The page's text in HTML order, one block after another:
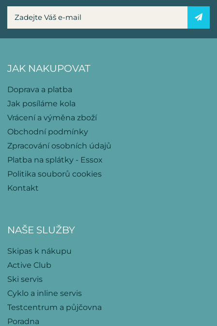
JAK NAKUPOVAT
Doprava a platba
Jak posíláme kola
Vrácení a výměna zboží
Obchodní podmínky
Zpracování osobních údajů
Platba na splátky - Essox
Politika souborů cookies
Kontakt
NAŠE SLUŽBY
Skipas k nákupu
Active Club
Ski servis
Cyklo a inline servis
Testcentrum a půjčovna
Poradna